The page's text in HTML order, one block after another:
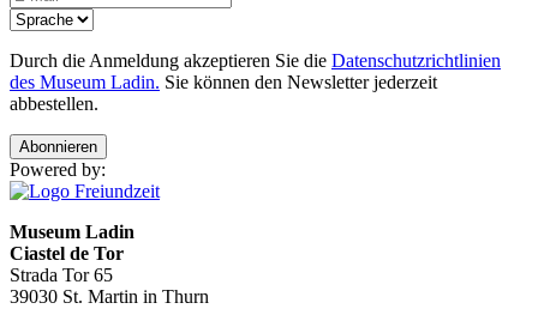
Durch die Anmeldung akzeptieren Sie die Datenschutzrichtlinien
des Museum Ladin. Sie können den Newsletter jederzeit
abbestellen.
Abonnieren
Powered by:
Museum Ladin
Ciastel de Tor
Strada Tor 65
39030 St. Martin in Thurn